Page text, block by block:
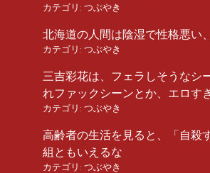
カテゴリ: つぶやき
北海道の人間は陰湿で性格悪い
カテゴリ: つぶやき
三吉彩花は、フェラしそうなシ
れファックシーンとか、エロす
カテゴリ: つぶやき
高齢者の生活を見ると、「自殺
組ともいえるな
カテゴリ: つぶやき